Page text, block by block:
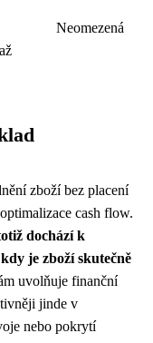
Neomezená
zboží bez placení
cash flow.
dochází k
je zboží skutečně
uvolňuje finanční
jinde v
nebo pokrytí